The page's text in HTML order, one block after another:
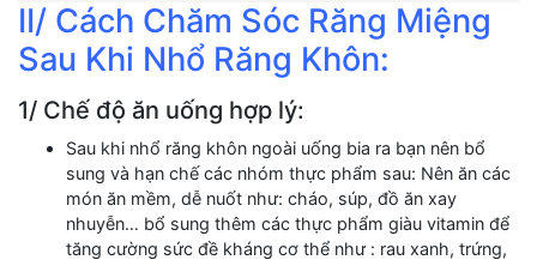
II/ Cách Chăm Sóc Răng Miệng
Sau Khi Nhổ Răng Khôn:
1/ Chế độ ăn uống hợp lý:
Sau khi nhổ răng khôn ngoài uống bia ra bạn nên bổ
sung và hạn chế các nhóm thực phẩm sau: Nên ăn các
món ăn mềm, dễ nuốt như: cháo, súp, đồ ăn xay
nhuyễn… bổ sung thêm các thực phẩm giàu vitamin để
tăng cường sức đề kháng cơ thể như : rau xanh, trứng,